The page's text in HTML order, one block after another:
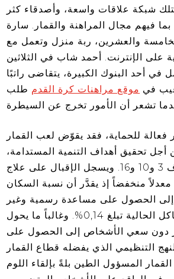
شبكة علاقات واسعة، وأصدقاء كثر
فيهم مجال المراهنة والقمار. سارة
والعشرين، ربة منزل وتعمل مع
على الإنترنت. أحمد شاب في الثلاثين
في أحد البنوك الكبيرة، يتقاضى راتبًا
في موقع مراهنات كرة القدم طلب
فعالة للحماية، فقد يقوّض لعب القمار
أجل تحقيق أهداف التنمية المستدامة،
ولاسيما الأهداف 3 و10 و16. ويسجل الإقبال على علاج
منخفضاً إذ يقدَّر أن نسبة السكان
إلى الحصول على مساعدة رسمية وغير
رسمية لحل المشاكل الحالية تبلغ 0,14%. وغالباً ما يحول
دون سعي الأشخاص إلى الحصول على
التنظيمي الذي يفضله قطاع القمار
المسؤول الطين بلةً بإلقاء اللوم